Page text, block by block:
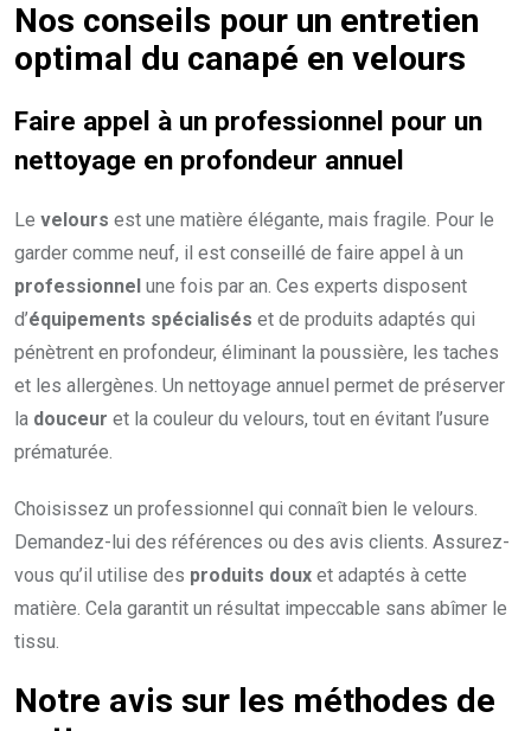
Nos conseils pour un entretien
optimal du canapé en velours
Faire appel à un professionnel pour un
nettoyage en profondeur annuel
Le velours est une matière élégante, mais fragile. Pour le
garder comme neuf, il est conseillé de faire appel à un
professionnel une fois par an. Ces experts disposent
d’équipements spécialisés et de produits adaptés qui
pénètrent en profondeur, éliminant la poussière, les taches
et les allergènes. Un nettoyage annuel permet de préserver
la douceur et la couleur du velours, tout en évitant l’usure
prématurée.
Choisissez un professionnel qui connaît bien le velours.
Demandez-lui des références ou des avis clients. Assurez-
vous qu’il utilise des produits doux et adaptés à cette
matière. Cela garantit un résultat impeccable sans abîmer le
tissu.
Notre avis sur les méthodes de